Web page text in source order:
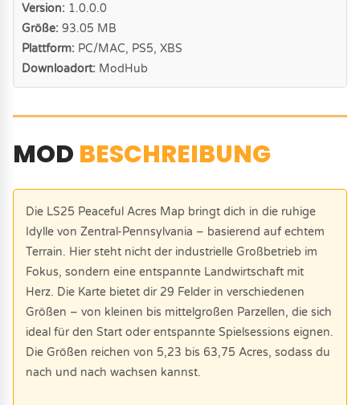
Version: 1.0.0.0
Größe: 93.05 MB
Plattform: PC/MAC, PS5, XBS
Downloadort: ModHub
MOD BESCHREIBUNG
Die LS25 Peaceful Acres Map bringt dich in die ruhige
Idylle von Zentral-Pennsylvania – basierend auf echtem
Terrain. Hier steht nicht der industrielle Großbetrieb im
Fokus, sondern eine entspannte Landwirtschaft mit
Herz. Die Karte bietet dir 29 Felder in verschiedenen
Größen – von kleinen bis mittelgroßen Parzellen, die sich
ideal für den Start oder entspannte Spielsessions eignen.
Die Größen reichen von 5,23 bis 63,75 Acres, sodass du
nach und nach wachsen kannst.